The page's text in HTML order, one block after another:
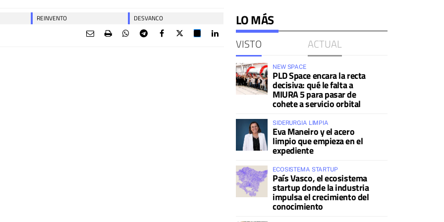
REINVENTO DESVANCO LO MÁS
VISTO ACTUAL
NEW SPACE
PLD Space encara la recta
decisiva: qué le falta a
MIURA 5 para pasar de
cohete a servicio orbital
SIDERURGIA LIMPIA
Eva Maneiro y el acero
limpio que empieza en el
expediente
ECOSISTEMA STARTUP
País Vasco, el ecosistema
startup donde la industria
impulsa el crecimiento del
conocimiento